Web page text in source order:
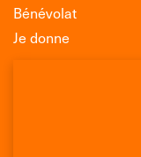
Bénévolat
Je donne